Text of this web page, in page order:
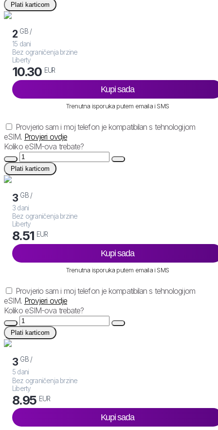
Plati karticom
2 GB /
15 dani
Bez ograničenja brzine
Liberty
10.30 EUR
Kupi sada
Trenutna isporuka putem emaila i SMS
Provjerio sam i moj telefon je kompatibilan s tehnologijom
eSIM. Provjeri ovdje
Koliko eSIM-ova trebate?
Plati karticom
3 GB /
3 dani
Bez ograničenja brzine
Liberty
8.51 EUR
Kupi sada
Trenutna isporuka putem emaila i SMS
Provjerio sam i moj telefon je kompatibilan s tehnologijom
eSIM. Provjeri ovdje
Koliko eSIM-ova trebate?
Plati karticom
3 GB /
5 dani
Bez ograničenja brzine
Liberty
8.95 EUR
Kupi sada